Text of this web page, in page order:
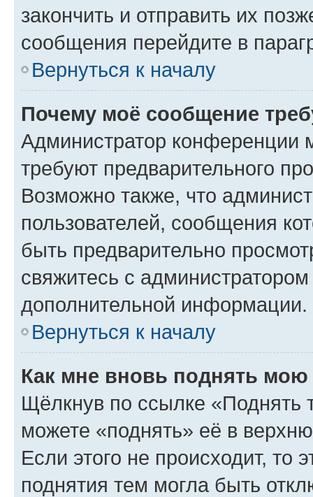
закончить и отправить их
сообщения перейдите в
Вернуться к началу
Почему моё сообщение
Администратор конференции
требуют предварительного
Возможно также, что
пользователей, сообщения
быть предварительно
свяжитесь с
дополнительной информации.
Вернуться к началу
Как мне вновь поднять мою
Щёлкнув по ссылке «Поднять
можете «поднять» её в
Если этого не происходит, то
поднятия тем могла быть